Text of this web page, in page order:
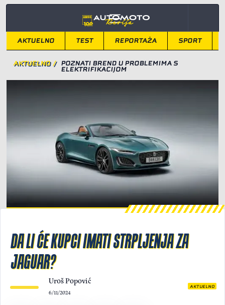
Light/Dark mode
AKTUELNO TEST REPORTAŽA SPORT
AKTUELNO / POZNATI BREND U PROBLEMIMA S
ELEKTRIFIKACIJOM
DA LI ĆE KUPCI IMATI STRPLJENJA ZA
JAGUAR?
Uroš Popović
6/11/2024
AKTUELNO